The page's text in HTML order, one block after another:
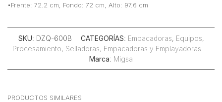
•Frente: 72.2 cm, Fondo: 72 cm, Alto: 97.6 cm
SKU: DZQ-600B CATEGORÍAS: Empacadoras, Equipos,
Procesamiento, Selladoras, Empacadoras y Emplayadoras
Marca: Migsa
PRODUCTOS SIMILARES